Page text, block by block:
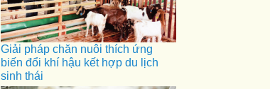
Giải pháp chăn nuôi thích ứng
biến đổi khí hậu kết hợp du lịch
sinh thái